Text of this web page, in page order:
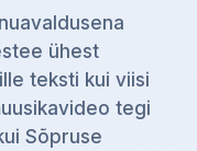
ühest
teksti kui viisi
tegi
Sõpruse